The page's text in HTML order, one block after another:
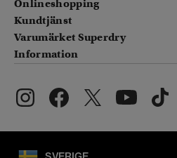
Onlineshopping
Kundtjänst
Varumärket Superdry
Information